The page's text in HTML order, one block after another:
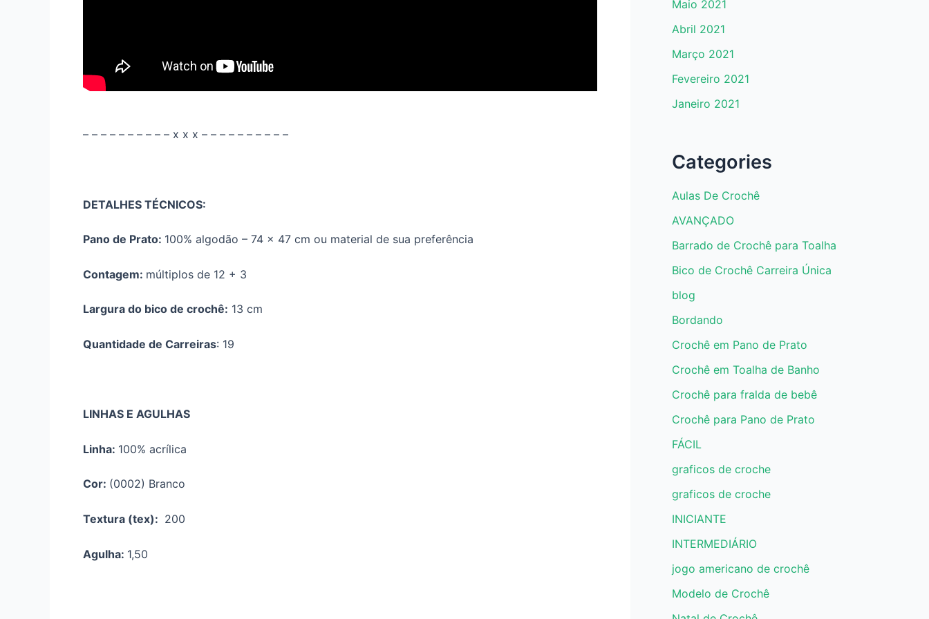
– – – – – – – – – – x x x – – – – – – – – – –
DETALHES TÉCNICOS:
Pano de Prato: 100% algodão – 74 x 47 cm ou material de sua preferência
Contagem: múltiplos de 12 + 3
Largura do bico de crochê: 13 cm
Quantidade de Carreiras: 19
LINHAS E AGULHAS
Linha: 100% acrílica
Cor: (0002) Branco
Textura (tex): 200
Agulha: 1,50
Maio 2021
Abril 2021
Março 2021
Fevereiro 2021
Janeiro 2021
Categories
Aulas De Crochê
AVANÇADO
Barrado de Crochê para Toalha
Bico de Crochê Carreira Única
blog
Bordando
Crochê em Pano de Prato
Crochê em Toalha de Banho
Crochê para fralda de bebê
Crochê para Pano de Prato
FÁCIL
graficos de croche
graficos de croche
INICIANTE
INTERMEDIÁRIO
jogo americano de crochê
Modelo de Crochê